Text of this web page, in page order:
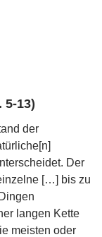
5-13)
der
Der
[…] bis zu
langen Kette
meisten oder